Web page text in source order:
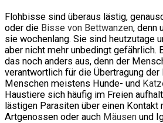
Flohbisse sind überaus lästig,
oder die Bisse von Bettwanzen, denn
sie wochenlang. Sie sind heutzutage
aber nicht mehr unbedingt gefährlich.
das noch anders aus, denn der
verantwortlich für die Übertragung
Menschen meistens Hunde- und
Haustiere sich häufig im Freien
lästigen Parasiten über einen Kontakt
Artgenossen oder auch Mäusen und